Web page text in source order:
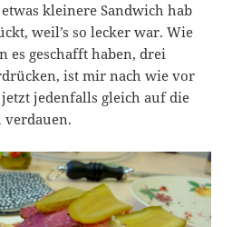
kleinere Sandwich hab
weil’s so lecker war. Wie
es geschafft haben, drei
ist mir nach wie vor
jedenfalls gleich auf die
verdauen.